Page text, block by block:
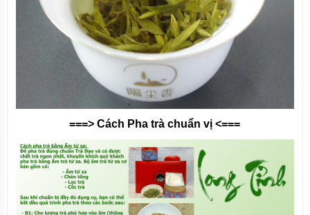
===> Cách Pha trà chuẩn vị <===